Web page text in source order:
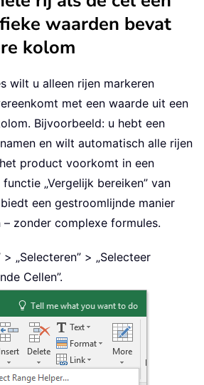
waarden bevat
kolom
wilt u alleen rijen markeren
met een waarde uit een
Bijvoorbeeld: u hebt een
en wilt automatisch alle rijen
product voorkomt in een
„Vergelijk bereiken” van
een gestroomlijnde manier
zonder complexe formules.
> „Selecteren” > „Selecteer
Cellen”.